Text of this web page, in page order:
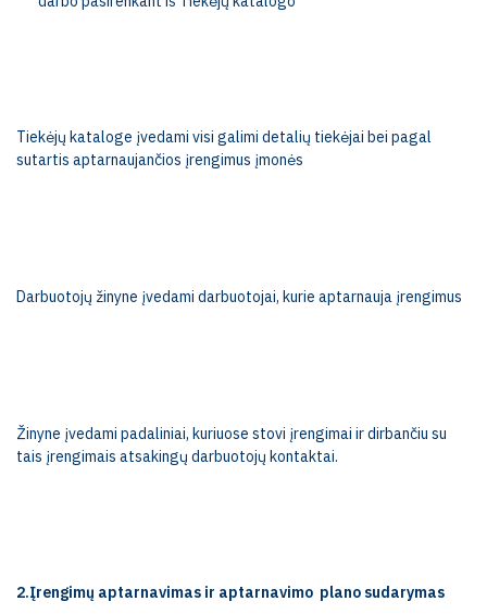
Tiekėjų kataloge įvedami visi galimi detalių tiekėjai bei pagal
sutartis aptarnaujančios įrengimus įmonės
Darbuotojų žinyne įvedami darbuotojai, kurie aptarnauja įrengimus
Žinyne įvedami padaliniai, kuriuose stovi įrengimai ir dirbančiu su
tais įrengimais atsakingų darbuotojų kontaktai.
2.Įrengimų aptarnavimas ir aptarnavimo plano sudarymas